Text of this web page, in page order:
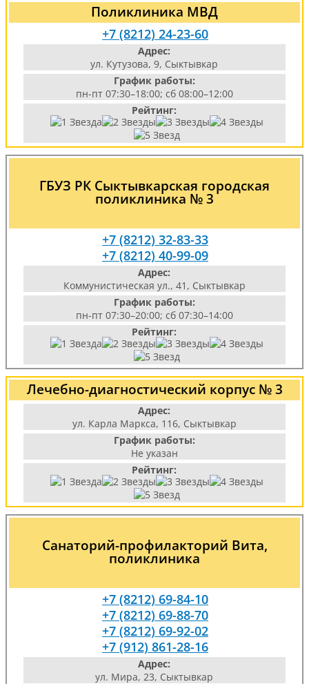
Поликлиника МВД
+7 (8212) 24-23-60
Адрес:
ул. Кутузова, 9, Сыктывкар
График работы:
пн-пт 07:30–18:00; сб 08:00–12:00
Рейтинг:
ГБУЗ РК Сыктывкарская городская
поликлиника № 3
+7 (8212) 32-83-33
+7 (8212) 40-99-09
Адрес:
Коммунистическая ул., 41, Сыктывкар
График работы:
пн-пт 07:30–20:00; сб 07:30–14:00
Рейтинг:
Лечебно-диагностический корпус № 3
Адрес:
ул. Карла Маркса, 116, Сыктывкар
График работы:
Не указан
Рейтинг:
Санаторий-профилакторий Вита,
поликлиника
+7 (8212) 69-84-10
+7 (8212) 69-88-70
+7 (8212) 69-92-02
+7 (912) 861-28-16
Адрес:
ул. Мира, 23, Сыктывкар